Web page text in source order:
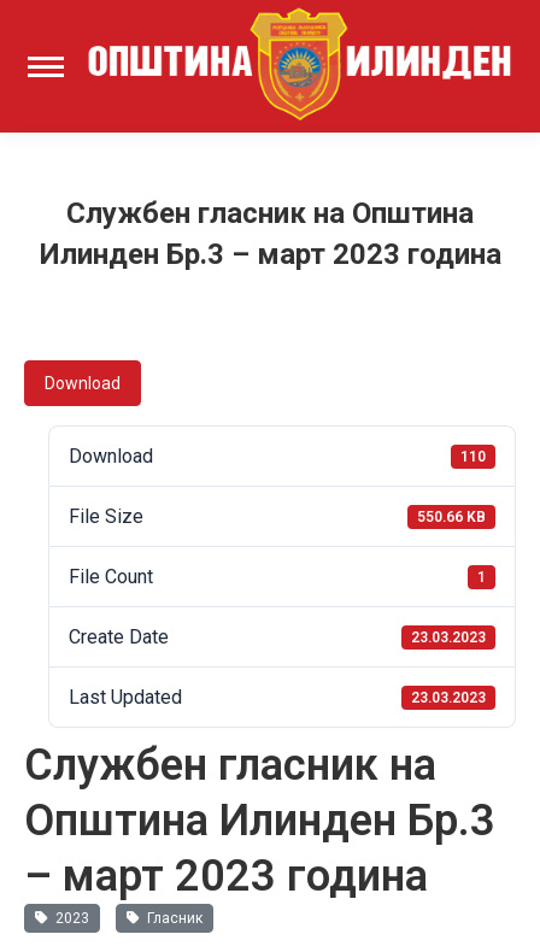
Службен гласник на Општина
Илинден Бр.3 – март 2023 година
Download
Download 110
File Size 550.66 KB
File Count 1
Create Date 23.03.2023
Last Updated 23.03.2023
Службен гласник на
Општина Илинден Бр.3
– март 2023 година
2023 Гласник